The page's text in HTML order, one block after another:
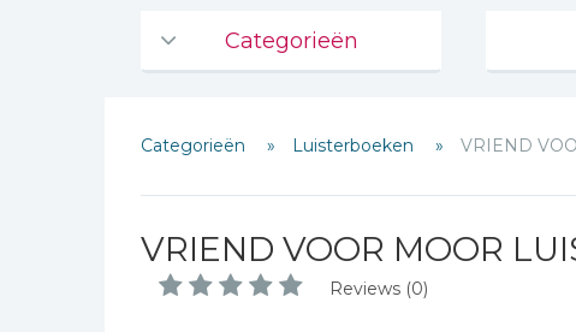
Categorieën
De Bijbel
Bijbelse Dagboeken 2026
Bijbelstudie groepen
Categorieën Luisterboeken VRIEND
VRIEND VOOR MOOR
Reviews (0)